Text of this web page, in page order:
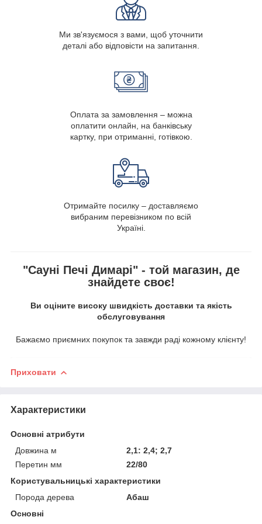
Ми зв'язуємося з вами, щоб уточнити
деталі або відповісти на запитання.
Оплата за замовлення – можна
оплатити онлайн, на банківську
картку, при отриманні, готівкою.
Отримайте посилку – доставляємо
вибраним перевізником по всій
Україні.
"Сауні Печі Димарі" - той магазин, де
знайдете своє!
Ви оціните високу швидкість доставки та якість
обслуговування
Бажаємо приємних покупок та завжди раді кожному клієнту!
Приховати
Характеристики
Основні атрибути
Довжина м
2,1: 2,4; 2,7
Перетин мм
22/80
Користувальницькі характеристики
Порода дерева
Абаш
Основні